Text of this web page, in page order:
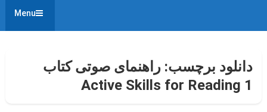
Menu
دانلود برچسب: راهنمای صوتی کتاب
Active Skills for Reading 1